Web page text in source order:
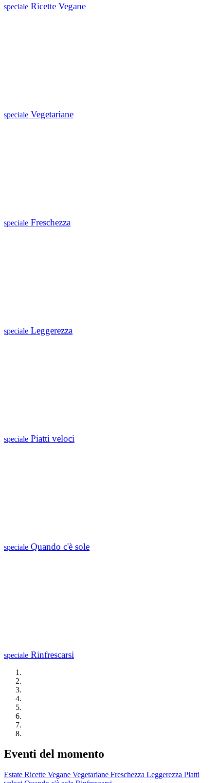
speciale Ricette Vegane
speciale Vegetariane
speciale Freschezza
speciale Leggerezza
speciale Piatti veloci
speciale Quando c'è sole
speciale Rinfrescarsi
Eventi del momento
Estate Ricette Vegane Vegetariane Freschezza Leggerezza Piatti